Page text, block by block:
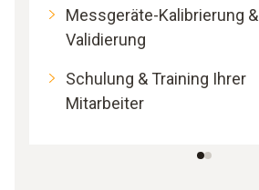
Messgeräte-Kalibrierung &
Validierung
Schulung & Training Ihrer
Mitarbeiter